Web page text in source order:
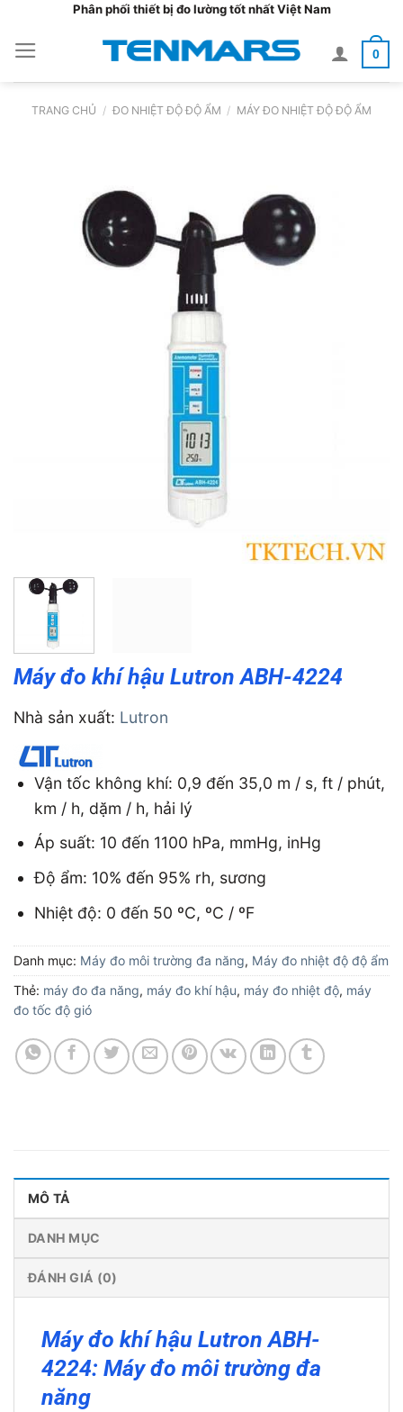
nội
dung
Phân phối thiết bị đo lường tốt nhất Việt Nam
0
TRANG CHỦ / ĐO NHIỆT ĐỘ ĐỘ ẨM / MÁY ĐO NHIỆT ĐỘ ĐỘ ẨM
Máy đo khí hậu Lutron ABH-4224
Nhà sản xuất: Lutron
Vận tốc không khí: 0,9 đến 35,0 m / s, ft / phút,
km / h, dặm / h, hải lý
Áp suất: 10 đến 1100 hPa, mmHg, inHg
Độ ẩm: 10% đến 95% rh, sương
Nhiệt độ: 0 đến 50 ºC, ºC / ºF
Danh mục: Máy đo môi trường đa năng, Máy đo nhiệt độ độ ẩm
Thẻ: máy đo đa năng, máy đo khí hậu, máy đo nhiệt độ, máy
đo tốc độ gió
MÔ TẢ
DANH MỤC
ĐÁNH GIÁ (0)
Máy đo khí hậu Lutron ABH-
4224: Máy đo môi trường đa
năng